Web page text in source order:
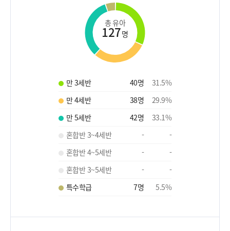
총 유아
127명
만 3세반 40명 31.5%
만 4세반
38명 29.9%
만 5세반
42명 33.1%
혼합반 3~4세반
-
-
혼합반 4~5세반
-
-
혼합반 3~5세반
-
-
특수학급
7명 5.5%